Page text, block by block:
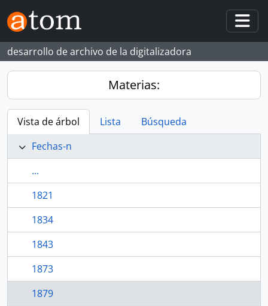
Skip to main content
desarrollo de archivo de la digitalizadora
Materias:
Vista de árbol Lista
Búsqueda
Fechas-n
...
1821
1834
1843
1873
1879